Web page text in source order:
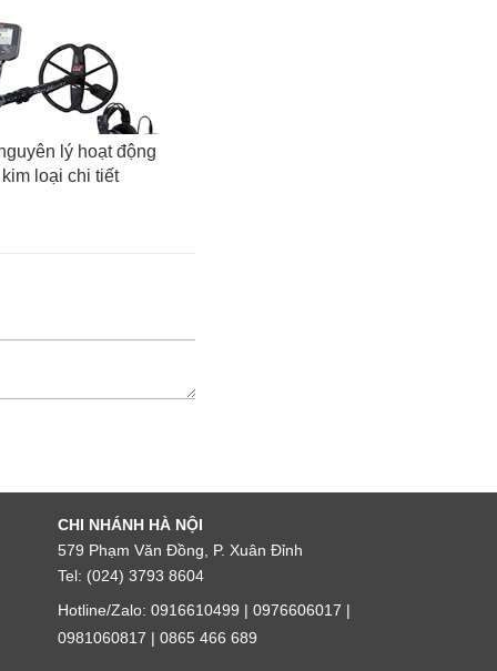
lý hoạt động
loại chi tiết
CHI NHÁNH HÀ NỘI
579 Phạm Văn Đồng, P. Xuân Đỉnh
Tel: (024) 3793 8604
Hotline/Zalo: 0916610499 | 0976606017 |
0981060817 | 0865 466 689